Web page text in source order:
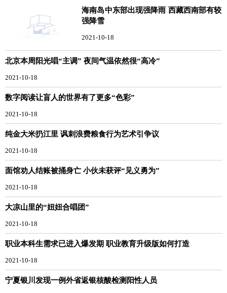
海南岛中东部出现强降雨 西藏西南部有较
强降雪
2021-10-18
北京本周阳光唱“主调” 夜间气温依然很“高冷”
2021-10-18
数字阅读让盲人的世界有了更多“色彩”
2021-10-18
纯金大米扔江里 讽刺浪费粮食行为艺术引争议
2021-10-18
面馆劝人结账被捅身亡 小伙未获评“见义勇为”
2021-10-18
大凉山里的“妞妞合唱团”
2021-10-18
职业本科生需求已进入爆发期 职业教育升级版如何打造
2021-10-18
宁夏银川发现一例外省返银核酸检测阳性人员